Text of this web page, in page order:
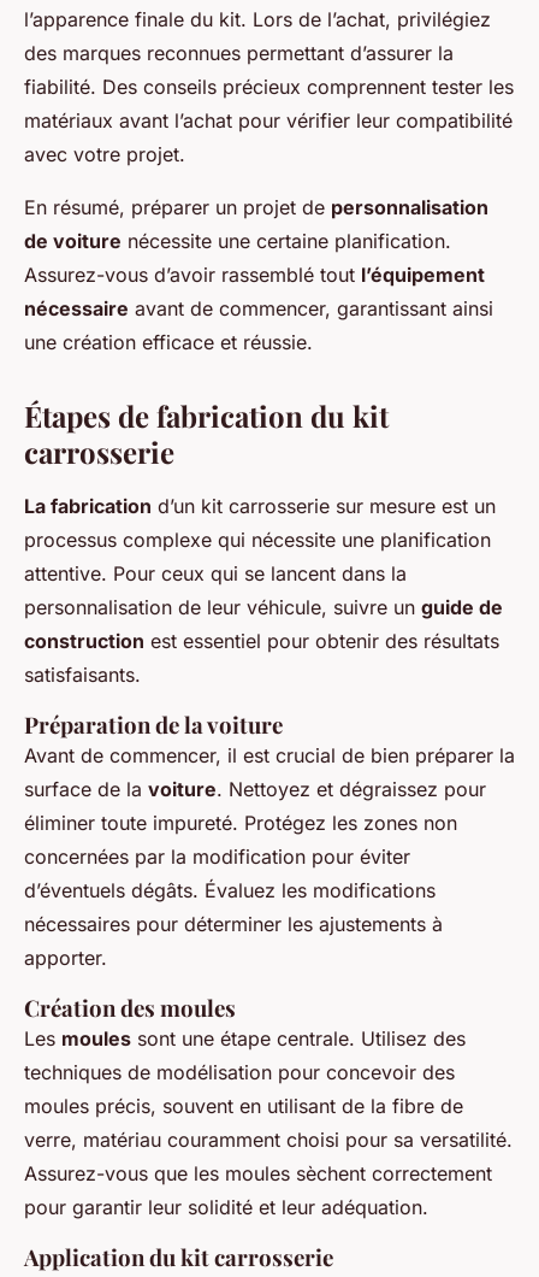
l’apparence finale du kit. Lors de l’achat, privilégiez
des marques reconnues permettant d’assurer la
fiabilité. Des conseils précieux comprennent tester les
matériaux avant l’achat pour vérifier leur compatibilité
avec votre projet.
En résumé, préparer un projet de personnalisation
de voiture nécessite une certaine planification.
Assurez-vous d’avoir rassemblé tout l’équipement
nécessaire avant de commencer, garantissant ainsi
une création efficace et réussie.
Étapes de fabrication du kit
carrosserie
La fabrication d’un kit carrosserie sur mesure est un
processus complexe qui nécessite une planification
attentive. Pour ceux qui se lancent dans la
personnalisation de leur véhicule, suivre un guide de
construction est essentiel pour obtenir des résultats
satisfaisants.
Préparation de la voiture
Avant de commencer, il est crucial de bien préparer la
surface de la voiture. Nettoyez et dégraissez pour
éliminer toute impureté. Protégez les zones non
concernées par la modification pour éviter
d’éventuels dégâts. Évaluez les modifications
nécessaires pour déterminer les ajustements à
apporter.
Création des moules
Les moules sont une étape centrale. Utilisez des
techniques de modélisation pour concevoir des
moules précis, souvent en utilisant de la fibre de
verre, matériau couramment choisi pour sa versatilité.
Assurez-vous que les moules sèchent correctement
pour garantir leur solidité et leur adéquation.
Application du kit carrosserie